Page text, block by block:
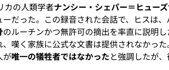
カの人類学者ナンシー・シェパー＝ヒュー
だった。この録音された会話で、ヒスは
のルーチンかつ無許可の摘出を率直に説明
嘆く家族に公式な文書は提供されなかっ
が唯一の犠牲者ではなかったと強調したが